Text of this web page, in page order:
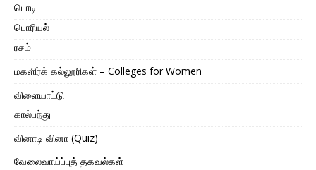
பொடி
பொரியல்
ரசம்
மகளிர்க் கல்லூரிகள் – Colleges for Women
விளையாட்டு
கால்பந்து
வினாடி வினா (Quiz)
வேலைவாய்ப்புத் தகவல்கள்